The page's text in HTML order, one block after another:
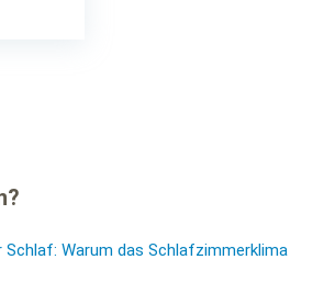
4
Warum das Schlafzimmerklima